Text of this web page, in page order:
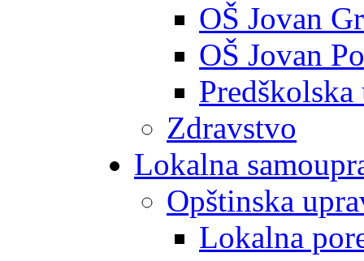
OŠ Jovan
OŠ Jovan
Predškolska
Zdravstvo
Lokalna
Opštinska
Lokalna